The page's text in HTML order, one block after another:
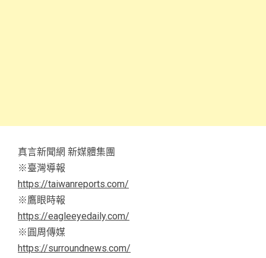
真言新聞網 新媒體集團
※臺灣導報
https://taiwanreports.com/
※鷹眼時報
https://eagleeyedaily.com/
※圓周傳媒
https://surroundnews.com/